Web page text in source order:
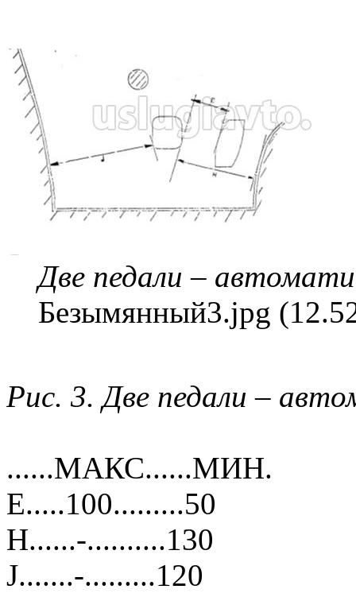
Две педали –
Безымянный3.jpg
Рис. 3. Две педали –
......МАКС......МИН.
E.....100.........50
H......-..........130
J.......-.........120